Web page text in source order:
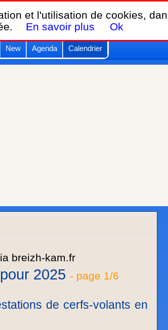
de cerfs-volants.
New Agenda Calendrier
2025 - page 1/6
de cerfs-volants en
et l'utilisation de cookies,
En savoir plus Ok